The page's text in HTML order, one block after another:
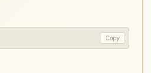
Copy